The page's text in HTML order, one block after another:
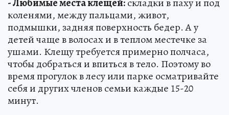
коленями, между пальцами, живот,
подмышки, задняя поверхность бедер. А у
детей чаще в волосах и в теплом местечке за
ушами. Клещу требуется примерно полчаса,
чтобы добраться и впиться в тело. Поэтому во
время прогулок в лесу или парке осматривайте
себя и других членов семьи каждые 15-20
минут.